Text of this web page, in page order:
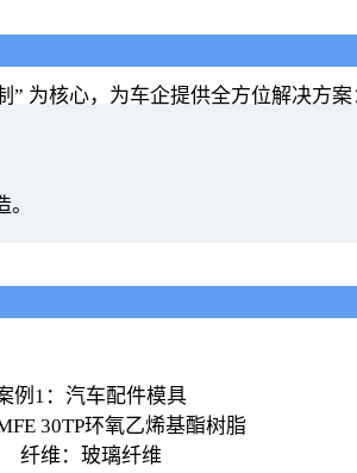
” 为核心，为车企提供全方位解决方案
例1：汽车配件模具
30TP环氧乙烯基酯树脂
纤维：玻璃纤维